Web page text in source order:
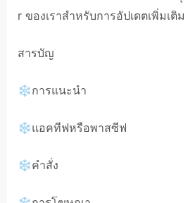
r ของเราสำหรับการอัปเดตเพิ่มเติม
สารบัญ
❄การแนะนำ
❄แอคทีฟหรือพาสซีฟ
❄คำสั่ง